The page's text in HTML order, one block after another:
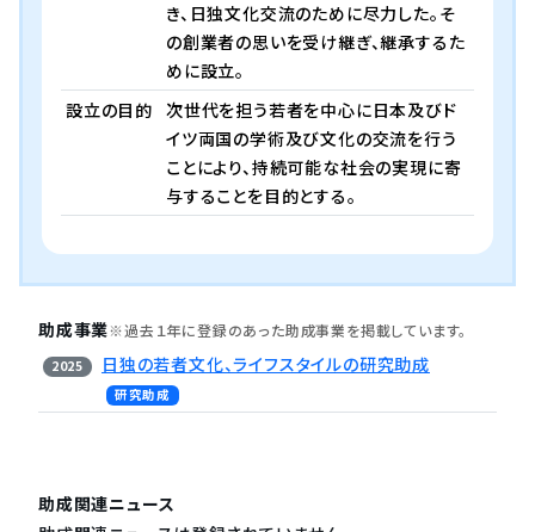
き、日独文化交流のために尽力した。そ
の創業者の思いを受け継ぎ、継承するた
めに設立。
設立の目的 次世代を担う若者を中心に日本及びド
イツ両国の学術及び文化の交流を行う
ことにより、持続可能な社会の実現に寄
与することを目的とする。
助成事業※過去１年に登録のあった助成事業を掲載しています。
2025 日独の若者文化、ライフスタイルの研究助成
研究助成
助成関連ニュース